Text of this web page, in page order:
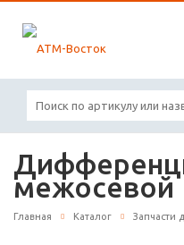
межосевой
Главная Каталог Запчасти